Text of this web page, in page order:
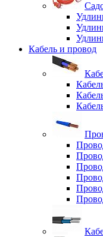
Кабель и провод